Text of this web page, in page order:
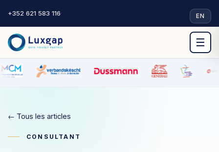
+352 621 583 116· EN
☰
← Tous les articles
CONSULTANT